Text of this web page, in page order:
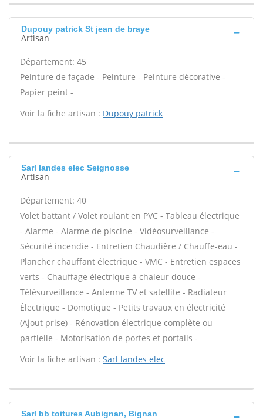
Dupouy patrick St jean de braye
Artisan
Département: 45
Peinture de façade - Peinture - Peinture décorative -
Papier peint -
Voir la fiche artisan : Dupouy patrick
Sarl landes elec Seignosse
Artisan
Département: 40
Volet battant / Volet roulant en PVC - Tableau électrique
- Alarme - Alarme de piscine - Vidéosurveillance -
Sécurité incendie - Entretien Chaudière / Chauffe-eau -
Plancher chauffant électrique - VMC - Entretien espaces
verts - Chauffage électrique à chaleur douce -
Télésurveillance - Antenne TV et satellite - Radiateur
Électrique - Domotique - Petits travaux en électricité
(Ajout prise) - Rénovation électrique complète ou
partielle - Motorisation de portes et portails -
Voir la fiche artisan : Sarl landes elec
Sarl bb toitures Aubignan, Bignan